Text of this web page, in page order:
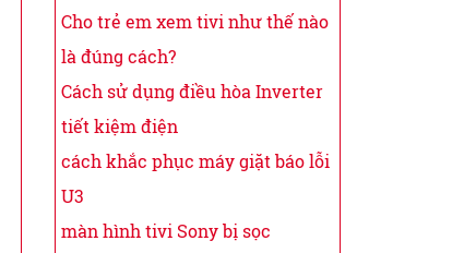
Cho trẻ em xem tivi như thế nào
là đúng cách?
Cách sử dụng điều hòa Inverter
tiết kiệm điện
cách khắc phục máy giặt báo lỗi
U3
màn hình tivi Sony bị sọc